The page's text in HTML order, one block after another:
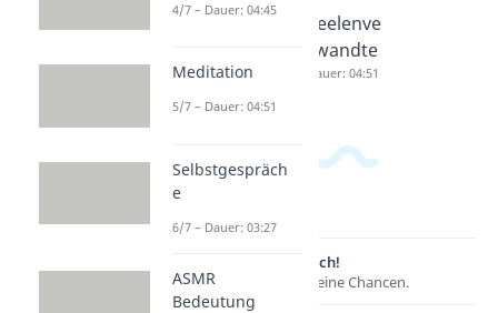
Freundsc
Dauer: 02:57 Dauer: 03:47
Seelenve
rwandte
Dauer: 04:51
Lernen lohnt sich!
Entdecke hier deine Chancen.
4/7 – Dauer: 04:45
Meditation
5/7 – Dauer: 04:51
Selbstgespräch
e
6/7 – Dauer: 03:27
ASMR
Bedeutung